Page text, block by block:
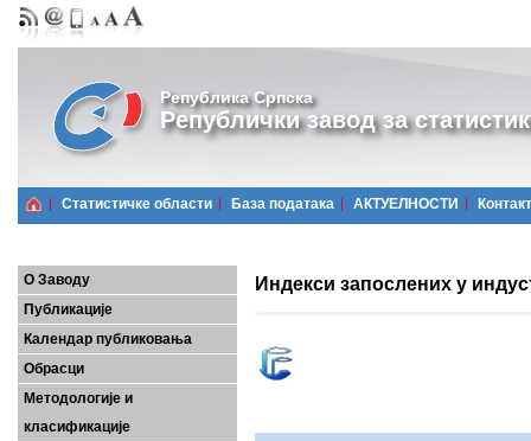
Република Српска
Републички завод за
Статистичке области Базa података АКТУЕЛНОСТИ Контакт
О Заводу
Публикације
Календар публиковања
Обрасци
Методологије и
класификације
Индекси запослених у